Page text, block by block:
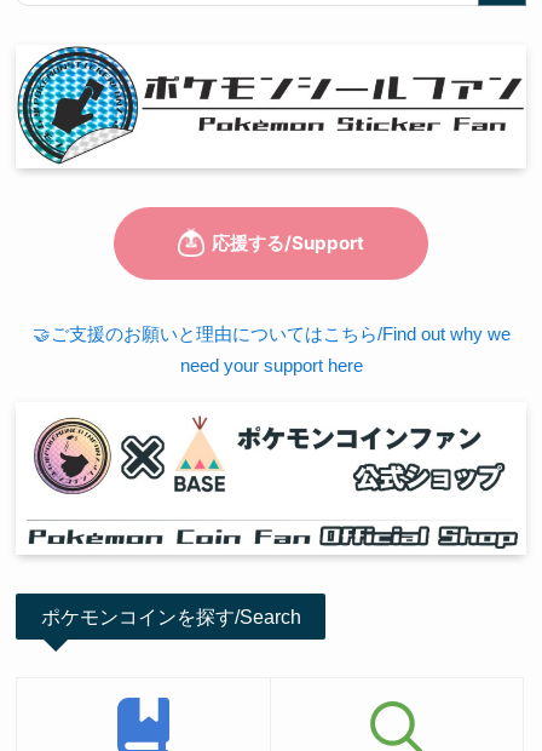
🤝ご支援のお願いと理由についてはこちら/Find out why we
need your support here
ポケモンコインを探す/Search